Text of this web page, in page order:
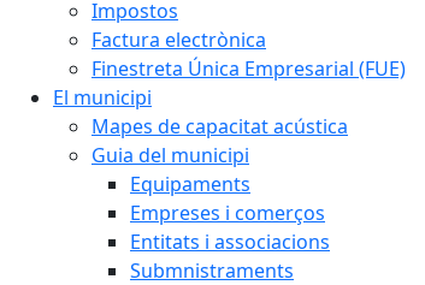
Impostos
Factura electrònica
Finestreta Única Empresarial (FUE)
El municipi
Mapes de capacitat acústica
Guia del municipi
Equipaments
Empreses i comerços
Entitats i associacions
Submnistraments